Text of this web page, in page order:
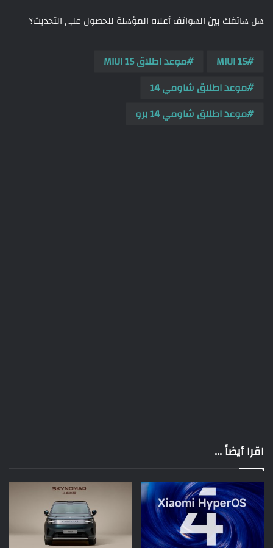
هل هاتفك بين الهواتف أعلاه المؤهلة للحصول على التحديث؟
MIUI 15
موعد اطلاق MIUI 15
موعد اطلاق شاومي 14
موعد اطلاق شاومي 14 برو
اقرا أيضاً ...